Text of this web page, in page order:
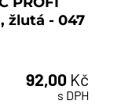
žlutá - 047
92,00 Kč
s DPH